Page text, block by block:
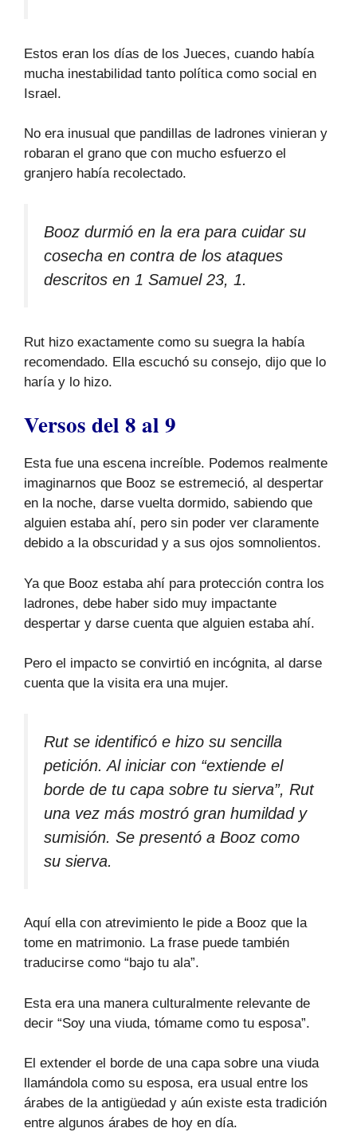
Estos eran los días de los Jueces, cuando había
mucha inestabilidad tanto política como social en
Israel.
No era inusual que pandillas de ladrones vinieran y
robaran el grano que con mucho esfuerzo el
granjero había recolectado.
Booz durmió en la era para cuidar su
cosecha en contra de los ataques
descritos en 1 Samuel 23, 1.
Rut hizo exactamente como su suegra la había
recomendado. Ella escuchó su consejo, dijo que lo
haría y lo hizo.
Versos del 8 al 9
Esta fue una escena increíble. Podemos realmente
imaginarnos que Booz se estremeció, al despertar
en la noche, darse vuelta dormido, sabiendo que
alguien estaba ahí, pero sin poder ver claramente
debido a la obscuridad y a sus ojos somnolientos.
Ya que Booz estaba ahí para protección contra los
ladrones, debe haber sido muy impactante
despertar y darse cuenta que alguien estaba ahí.
Pero el impacto se convirtió en incógnita, al darse
cuenta que la visita era una mujer.
Rut se identificó e hizo su sencilla
petición. Al iniciar con “extiende el
borde de tu capa sobre tu sierva”, Rut
una vez más mostró gran humildad y
sumisión. Se presentó a Booz como
su sierva.
Aquí ella con atrevimiento le pide a Booz que la
tome en matrimonio. La frase puede también
traducirse como “bajo tu ala”.
Esta era una manera culturalmente relevante de
decir “Soy una viuda, tómame como tu esposa”.
El extender el borde de una capa sobre una viuda
llamándola como su esposa, era usual entre los
árabes de la antigüedad y aún existe esta tradición
entre algunos árabes de hoy en día.